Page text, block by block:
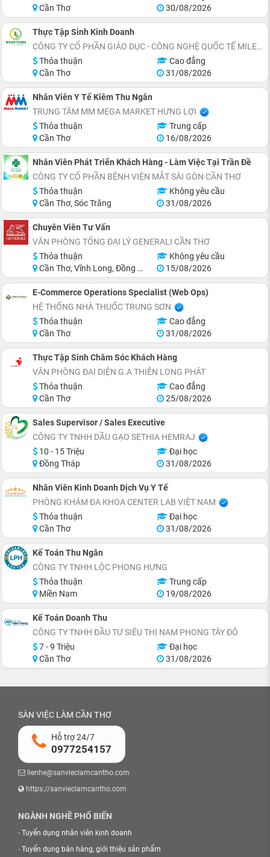
Cần Thơ
30/08/2026
Thực Tập Sinh Kinh Doanh
CÔNG TY CỔ PHẦN GIÁO DỤC - CÔNG NGHỆ QUỐC TẾ MILESTONES
Thỏa thuận
Cao đẳng
Cần Thơ
31/08/2026
Nhân Viên Y Tế Kiêm Thu Ngân
TRUNG TÂM MM MEGA MARKET HƯNG LỢI
Thỏa thuận
Trung cấp
Cần Thơ
16/08/2026
Nhân Viên Phát Triển Khách Hàng - Làm Việc Tại Trần Đề
CÔNG TY CỔ PHẦN BỆNH VIỆN MẮT SÀI GÒN CẦN THƠ
Thỏa thuận
Không yêu cầu
Cần Thơ, Sóc Trăng
31/08/2026
Chuyên Viên Tư Vấn
VĂN PHÒNG TỔNG ĐẠI LÝ GENERALI CẦN THƠ
Thỏa thuận
Không yêu cầu
Cần Thơ, Vĩnh Long, Đồng Tháp, Hậu Giang, Sóc Trăng, Trà Vinh
15/08/2026
E-Commerce Operations Specialist (Web Ops)
HỆ THỐNG NHÀ THUỐC TRUNG SƠN
Thỏa thuận
Cao đẳng
Cần Thơ
31/08/2026
Thực Tập Sinh Chăm Sóc Khách Hàng
VĂN PHÒNG ĐẠI DIỆN G.A THIÊN LONG PHÁT
Thỏa thuận
Cao đẳng
Cần Thơ
25/08/2026
Sales Supervisor / Sales Executive
CÔNG TY TNHH DẦU GẠO SETHIA HEMRAJ
10 - 15 Triệu
Đại học
Đồng Tháp
31/08/2026
Nhân Viên Kinh Doanh Dịch Vụ Y Tế
PHÒNG KHÁM ĐA KHOA CENTER LAB VIỆT NAM
Thỏa thuận
Đại học
Cần Thơ
31/08/2026
Kế Toán Thu Ngân
CÔNG TY TNHH LỘC PHONG HƯNG
Thỏa thuận
Trung cấp
Miền Nam
19/08/2026
Kế Toán Doanh Thu
CÔNG TY TNHH ĐẦU TƯ SIÊU THỊ NAM PHONG TÂY ĐÔ
7 - 9 Triệu
Đại học
Cần Thơ
31/08/2026
SÀN VIỆC LÀM CẦN THƠ
Hỗ trợ 24/7
0977254157
lienhe@sanvieclamcantho.com
https://sanvieclamcantho.com
NGÀNH NGHỀ PHỔ BIẾN
- Tuyển dụng nhân viên kinh doanh
- Tuyển dụng bán hàng, giới thiệu sản phẩm